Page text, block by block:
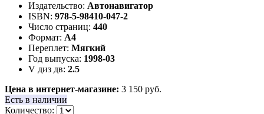
Издательство: Автонавигатор
ISBN: 978-5-98410-047-2
Число страниц: 440
Формат: А4
Переплет: Мягкий
Год выпуска: 1998-03
V диз дв: 2.5
Цена в интернет-магазине: 3 150 руб.
Есть в наличии
Количество: